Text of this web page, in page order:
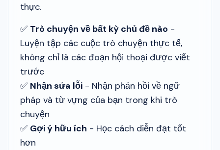
thực.
✅ Trò chuyện về bất kỳ chủ đề nào -
Luyện tập các cuộc trò chuyện thực tế,
không chỉ là các đoạn hội thoại được viết
trước
✅ Nhận sửa lỗi - Nhận phản hồi về ngữ
pháp và từ vựng của bạn trong khi trò
chuyện
✅ Gợi ý hữu ích - Học cách diễn đạt tốt
hơn